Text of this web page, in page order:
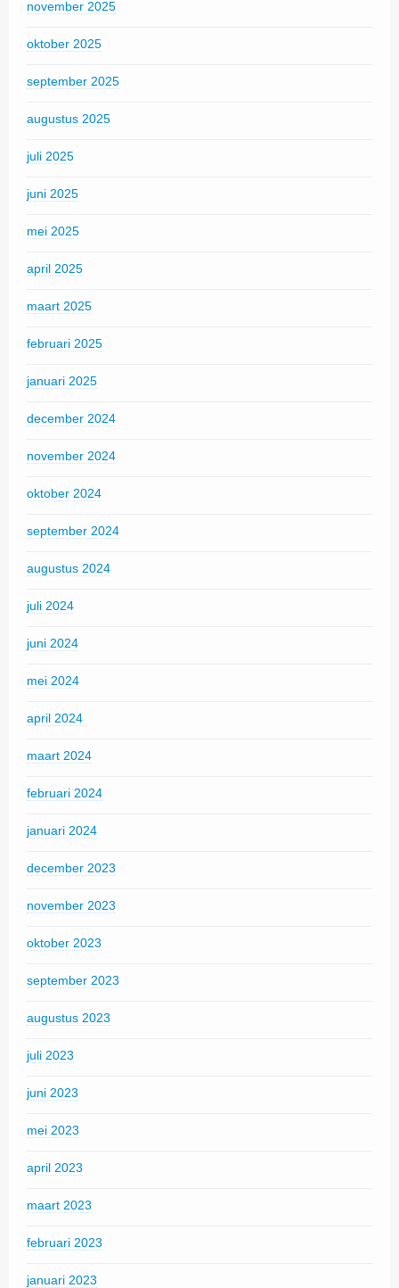
november 2025
oktober 2025
september 2025
augustus 2025
juli 2025
juni 2025
mei 2025
april 2025
maart 2025
februari 2025
januari 2025
december 2024
november 2024
oktober 2024
september 2024
augustus 2024
juli 2024
juni 2024
mei 2024
april 2024
maart 2024
februari 2024
januari 2024
december 2023
november 2023
oktober 2023
september 2023
augustus 2023
juli 2023
juni 2023
mei 2023
april 2023
maart 2023
februari 2023
januari 2023